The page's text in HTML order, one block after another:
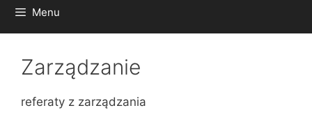
Menu
Zarządzanie
referaty z zarządzania